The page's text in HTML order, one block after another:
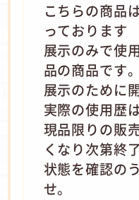
こちらの商品
っております
展示のみで使
品の商品です。
展示のために
実際の使用歴
現品限りの販
くなり次第終
状態を確認の
せ。